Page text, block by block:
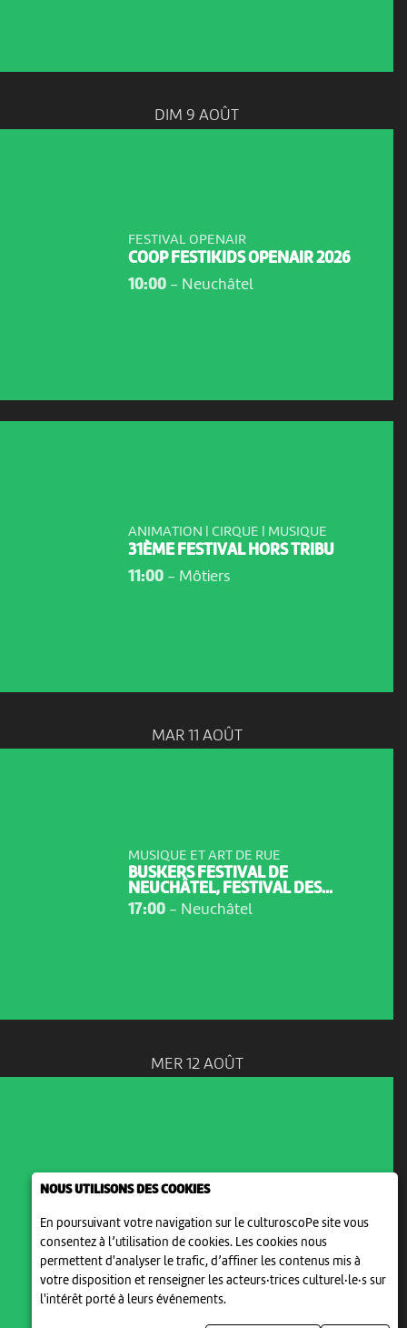
NOUS UTILISONS DES COOKIES
En poursuivant votre navigation sur le culturoscoPe site vous
consentez à l’utilisation de cookies. Les cookies nous
permettent d'analyser le trafic, d’affiner les contenus mis à
votre disposition et renseigner les acteurs·trices culturel·le·s sur
l'intérêt porté à leurs événements.
DIM 9 AOÛT
FESTIVAL OPENAIR
COOP FESTIKIDS OPENAIR 2026
10:00- Neuchâtel
ANIMATION | CIRQUE | MUSIQUE
31ÈME FESTIVAL HORS TRIBU
11:00- Môtiers
MAR 11 AOÛT
MUSIQUE ET ART DE RUE
BUSKERS FESTIVAL DE
NEUCHÂTEL, FESTIVAL DES...
17:00- Neuchâtel
MER 12 AOÛT
MUSIQUE ET ART DE RUE
NEUCHÂTEL, FESTIVAL DES...
17:00-Neuchâtel